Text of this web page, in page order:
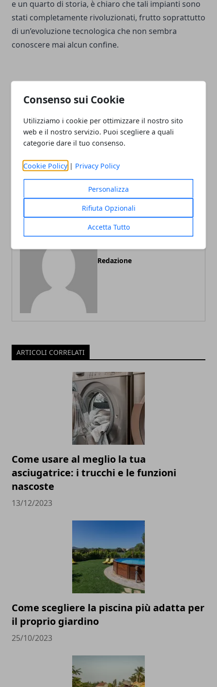
Consenso sui Cookie
Utilizziamo i cookie per ottimizzare il nostro sito
web e il nostro servizio. Puoi scegliere a quali
categorie dare il tuo consenso.
Cookie Policy | Privacy Policy
Personalizza
Rifiuta Opzionali
Accetta Tutto
e un quarto di storia, è chiaro che tali impianti sono
stati completamente rivoluzionati, frutto soprattutto
di un’evoluzione tecnologica che non sembra
conoscere mai alcun confine.
Articolo Precedente
Aprire un’azienda agricola:
Redazione
ARTICOLI CORRELATI
Come usare al meglio la tua
asciugatrice: i trucchi e le funzioni
nascoste
13/12/2023
Come scegliere la piscina più adatta per
il proprio giardino
25/10/2023